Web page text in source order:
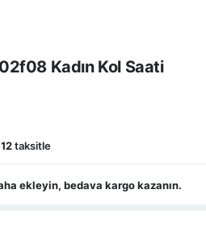
Kadın Kol Saati
12taksitle
ekleyin, bedava kargo kazanın.